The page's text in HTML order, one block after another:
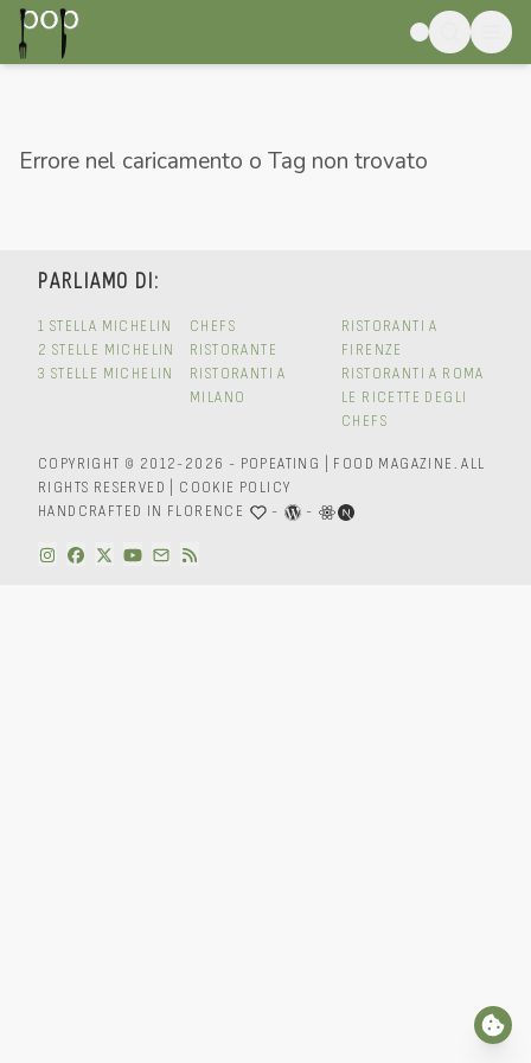
Errore nel caricamento o Tag non trovato
PARLIAMO DI:
1 STELLA MICHELIN
2 STELLE MICHELIN
3 STELLE MICHELIN
CHEFS
RISTORANTE
RISTORANTI A
MILANO
RISTORANTI A
FIRENZE
RISTORANTI A ROMA
LE RICETTE DEGLI
CHEFS
COPYRIGHT © 2012-2026 - POPEATING | FOOD MAGAZINE.ALL
RIGHTS RESERVED
COOKIE POLICY
HANDCRAFTED IN FLORENCE
- -